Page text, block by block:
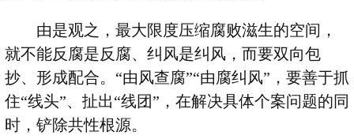
由是观之，最大限度压缩腐败滋生的空间，
就不能反腐是反腐、纠风是纠风，而要双向包
抄、形成配合。 “由风查腐”“由腐纠风” ，要善于抓
住“线头”、扯出“线团” ，在解决具体个案问题的同
时，铲除共性根源。